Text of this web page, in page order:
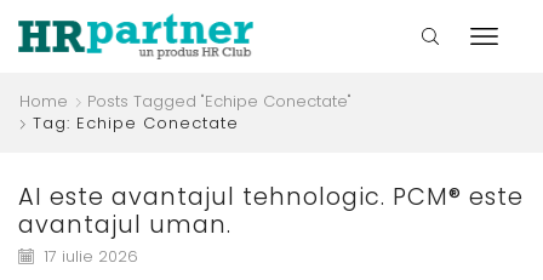
Home
Posts Tagged "echipe Conectate"
Tag: Echipe Conectate
AI este avantajul tehnologic. PCM® este
avantajul uman.
17 iulie 2026